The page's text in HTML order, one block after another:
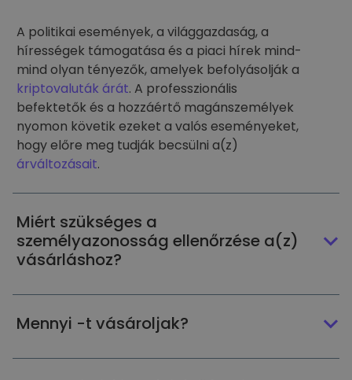
A politikai események, a világgazdaság, a
hírességek támogatása és a piaci hírek mind-
mind olyan tényezők, amelyek befolyásolják a
kriptovaluták árát. A professzionális
befektetők és a hozzáértő magánszemélyek
nyomon követik ezeket a valós eseményeket,
hogy előre meg tudják becsülni a(z)
árváltozásait.
Miért szükséges a
személyazonosság ellenőrzése a(z)
vásárláshoz?
Mennyi -t vásároljak?